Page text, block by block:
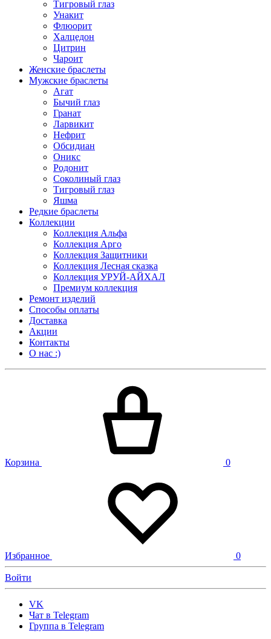
Тигровый глаз
Унакит
Флюорит
Халцедон
Цитрин
Чароит
Женские браслеты
Мужские браслеты
Агат
Бычий глаз
Гранат
Ларвикит
Нефрит
Обсидиан
Оникс
Родонит
Соколиный глаз
Тигровый глаз
Яшма
Редкие браслеты
Коллекции
Коллекция Альфа
Коллекция Арго
Коллекция Защитники
Коллекция Лесная сказка
Коллекция УРУЙ-АЙХАЛ
Премиум коллекция
Ремонт изделий
Способы оплаты
Доставка
Акции
Контакты
О нас :)
Корзина 0
Избранное 0
Войти
VK
Чат в Telegram
Группа в Telegram